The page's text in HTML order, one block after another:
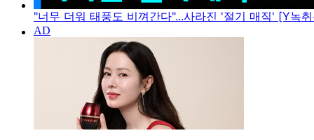
"너무 더워 태풍도 비껴간다"...사라진 '절기 매직' [Y녹